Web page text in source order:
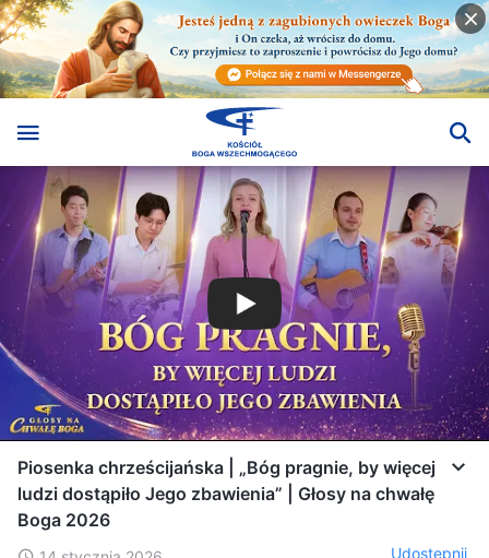
Piosenka chrześcijańska | „Bóg pragnie, by więcej
ludzi dostąpiło Jego zbawienia” | Głosy na chwałę
Boga 2026
Udostępnij